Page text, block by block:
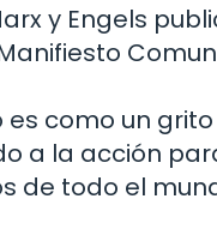
y Engels
es como un
a la acción
de todo el